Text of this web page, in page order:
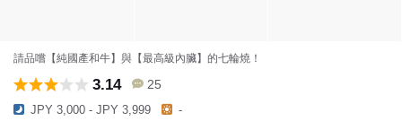
請品嚐【純國產和牛】與【最高級內臟】的七輪燒！
3.14 25
JPY 3,000 - JPY 3,999 -